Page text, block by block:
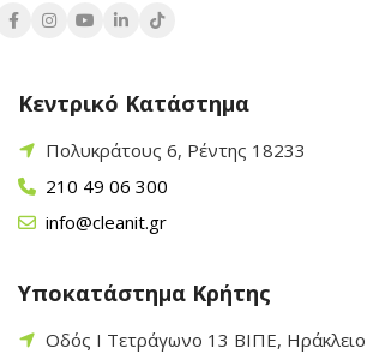
Κεντρικό Κατάστημα
Πολυκράτους 6, Ρέντης 18233
210 49 06 300
info@cleanit.gr
Υποκατάστημα Κρήτης
Οδός Ι Τετράγωνο 13 ΒΙΠΕ,